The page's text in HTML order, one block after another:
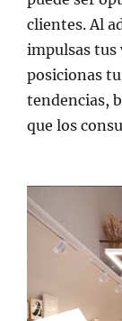
clientes. Al
impulsas tus
posicionas
tendencias,
que los